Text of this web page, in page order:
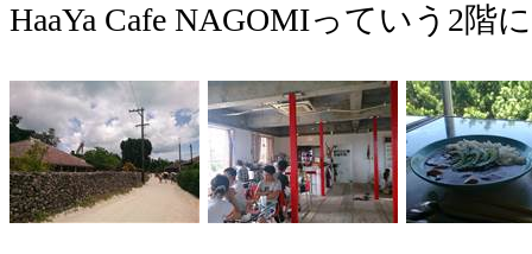
HaaYa Cafe NAGOMIっていう2階